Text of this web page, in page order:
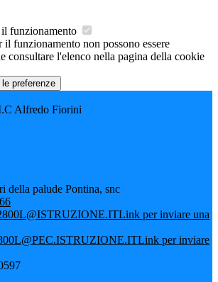
funzionamento
il funzionamento non possono essere
consultare l'elenco nella pagina della cookie
preferenze
Alfredo Fiorini
della palude Pontina, snc
Link per inviare una
Link per inviare